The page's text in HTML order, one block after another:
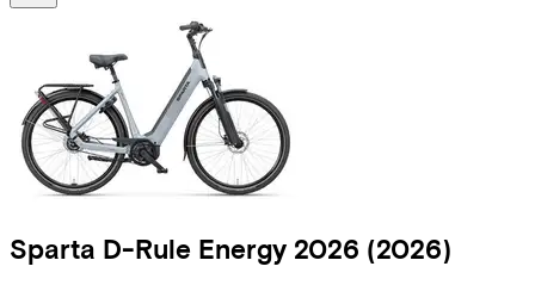
Sparta D-Rule Energy 2026 (2026)